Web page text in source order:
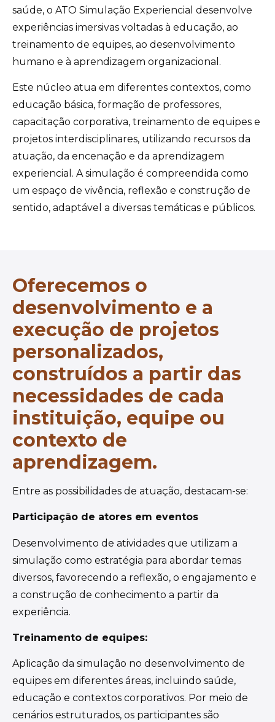
saúde, o ATO Simulação Experiencial desenvolve
experiências imersivas voltadas à educação, ao
treinamento de equipes, ao desenvolvimento
humano e à aprendizagem organizacional.
Este núcleo atua em diferentes contextos, como
educação básica, formação de professores,
capacitação corporativa, treinamento de equipes e
projetos interdisciplinares, utilizando recursos da
atuação, da encenação e da aprendizagem
experiencial. A simulação é compreendida como
um espaço de vivência, reflexão e construção de
sentido, adaptável a diversas temáticas e públicos.
Oferecemos o
desenvolvimento e a
execução de projetos
personalizados,
construídos a partir das
necessidades de cada
instituição, equipe ou
contexto de
aprendizagem.
Entre as possibilidades de atuação, destacam-se:
Participação de atores em eventos
Desenvolvimento de atividades que utilizam a
simulação como estratégia para abordar temas
diversos, favorecendo a reflexão, o engajamento e
a construção de conhecimento a partir da
experiência.
Treinamento de equipes:
Aplicação da simulação no desenvolvimento de
equipes em diferentes áreas, incluindo saúde,
educação e contextos corporativos. Por meio de
cenários estruturados, os participantes são